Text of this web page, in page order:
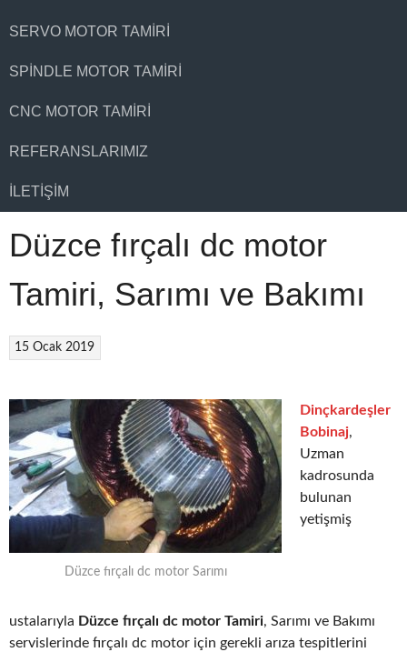
SERVO MOTOR TAMIRI
SPINDLE MOTOR TAMIRI
CNC MOTOR TAMIRI
REFERANSLARIMIZ
İLETIŞIM
Düzce fırçalı dc motor
Tamiri, Sarımı ve Bakımı
15 Ocak 2019
Düzce fırçalı dc motor Sarımı
Dinçkardeşler
Bobinaj,
Uzman
kadrosunda
bulunan
yetişmiş
ustalarıyla Düzce fırçalı dc motor Tamiri, Sarımı ve Bakımı
servislerinde fırçalı dc motor için gerekli arıza tespitlerini